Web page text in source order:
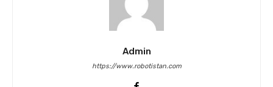
Admin
https://www.robotistan.com